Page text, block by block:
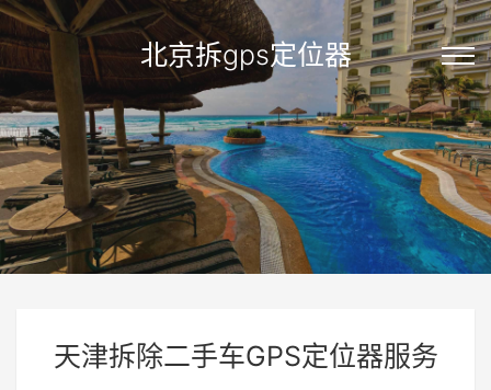
北京拆gps定位器
天津拆除二手车GPS定位器服务